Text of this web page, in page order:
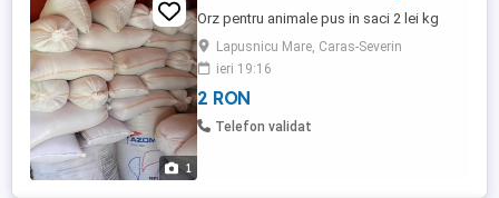
1
Orz pentru animale pus in saci 2 lei kg
Lapusnicu Mare, Caras-Severin
ieri 19:16
2 RON
Telefon validat